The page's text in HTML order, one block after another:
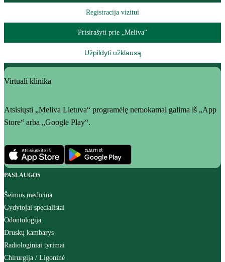
Registracija vizitui
Prisirašyti prie „Meliva“
Užpildyti užklausą
Virtuali klinika
Atsisiųsti „Meliva Lietuva“ programėlę nemokamai galima iš „App
Store“ arba „Google Play“.
PASLAUGOS
Šeimos medicina
Gydytojai specialistai
Odontologija
Druskų kambarys
Radiologiniai tyrimai
Chirurgija / Ligoninė